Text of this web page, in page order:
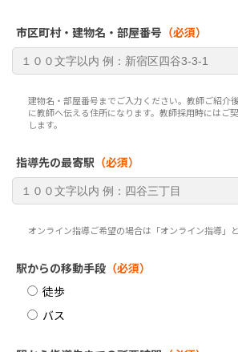
市区町村・建物名・部屋番号 （必須）
建物名・部屋番号までご入力ください。教師ご紹介
に教師へ伝える住所になります。教師採用時にはご
します。
指導先の最寄駅 （必須）
オンライン指導ご希望の場合は「オンライン指導」
駅からの移動手段 （必須）
徒歩
バス